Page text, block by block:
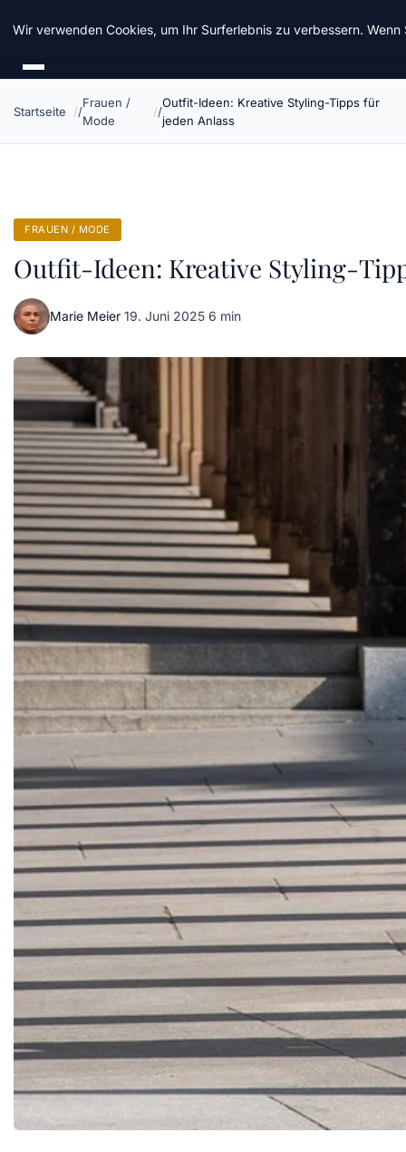
Chinavisum24
Startseite
Frauen /
Mode
Outfit-Ideen: Kreative Styling-Tipps für
jeden Anlass
FRAUEN / MODE
Outfit-Ideen: Kreative Styling-
Marie Meier·19. Juni 2025·6 min
Wir verwenden Cookies, um Ihr Surferlebnis zu verbessern.